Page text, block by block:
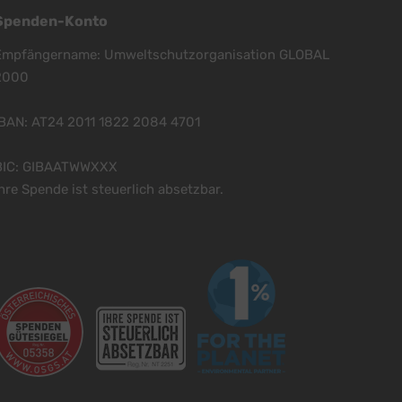
Konto
Umweltschutzorganisation GLOBAL
AT24 2011 1822 2084 4701
GIBAATWWXXX
Spende ist steuerlich absetzbar.